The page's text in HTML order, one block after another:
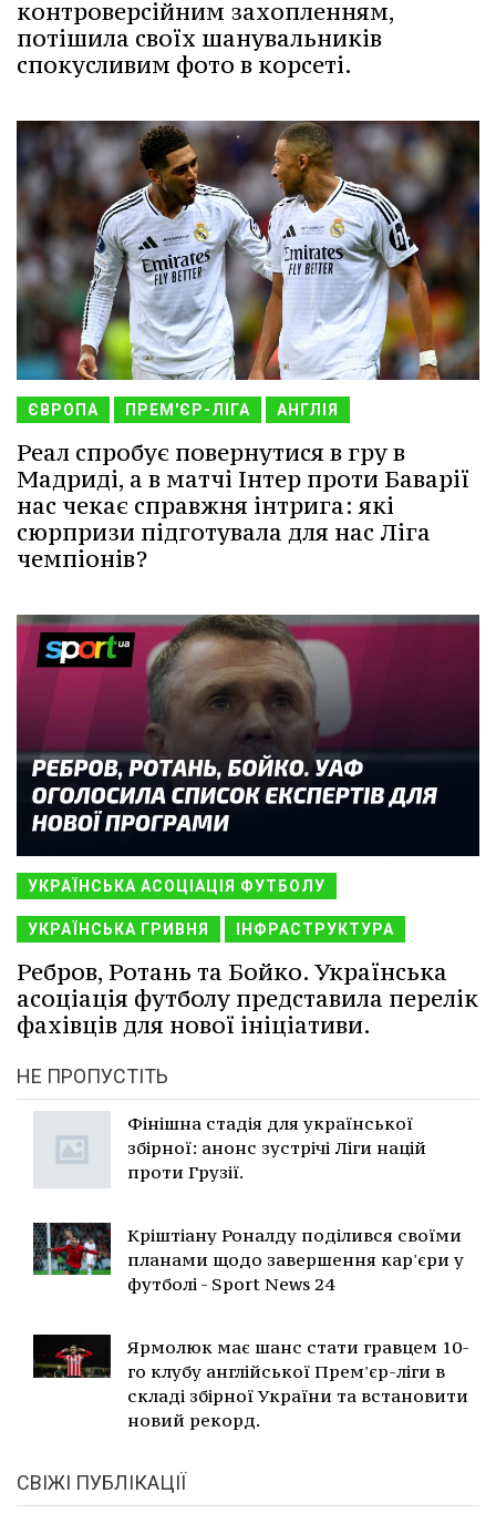
контроверсійним захопленням,
потішила своїх шанувальників
спокусливим фото в корсеті.
ЄВРОПА ПРЕМ'ЄР-ЛІГА АНГЛІЯ
Реал спробує повернутися в гру в
Мадриді, а в матчі Інтер проти Баварії
нас чекає справжня інтрига: які
сюрпризи підготувала для нас Ліга
чемпіонів?
УКРАЇНСЬКА АСОЦІАЦІЯ ФУТБОЛУ
УКРАЇНСЬКА ГРИВНЯ ІНФРАСТРУКТУРА
Ребров, Ротань та Бойко. Українська
асоціація футболу представила перелік
фахівців для нової ініціативи.
НЕ ПРОПУСТІТЬ
Фінішна стадія для української
збірної: анонс зустрічі Ліги націй
проти Грузії.
Кріштіану Роналду поділився своїми
планами щодо завершення кар'єри у
футболі - Sport News 24
Ярмолюк має шанс стати гравцем 10-
го клубу англійської Прем'єр-ліги в
складі збірної України та встановити
новий рекорд.
СВІЖІ ПУБЛІКАЦІЇ